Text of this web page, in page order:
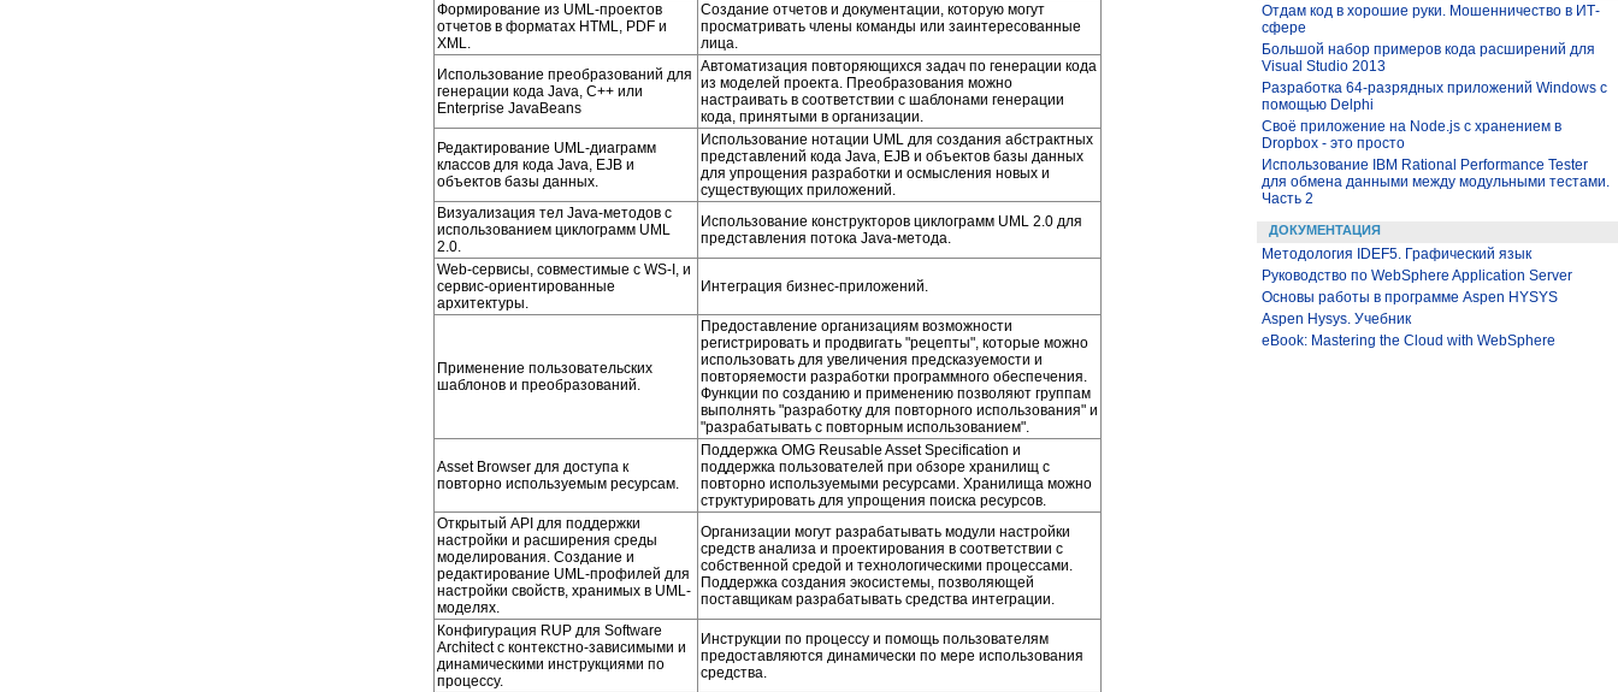
Формирование из UML-проектов
отчетов в форматах HTML, PDF и
XML.
Создание отчетов и документации, которую могут
просматривать члены команды или заинтересованные
лица.
Использование преобразований для
генерации кода Java, C++ или
Enterprise JavaBeans
Автоматизация повторяющихся задач по генерации кода
из моделей проекта. Преобразования можно
настраивать в соответствии с шаблонами генерации
кода, принятыми в организации.
Редактирование UML-диаграмм
классов для кода Java, EJB и
объектов базы данных.
Использование нотации UML для создания абстрактных
представлений кода Java, EJB и объектов базы данных
для упрощения разработки и осмысления новых и
существующих приложений.
Визуализация тел Java-методов с
использованием циклограмм UML
2.0.
Использование конструкторов циклограмм UML 2.0 для
представления потока Java-метода.
Web-сервисы, совместимые с WS-I, и
сервис-ориентированные
архитектуры.
Интеграция бизнес-приложений.
Применение пользовательских
шаблонов и преобразований.
Предоставление организациям возможности
регистрировать и продвигать "рецепты", которые можно
использовать для увеличения предсказуемости и
повторяемости разработки программного обеспечения.
Функции по созданию и применению позволяют группам
выполнять "разработку для повторного использования" и
"разрабатывать с повторным использованием".
Asset Browser для доступа к
повторно используемым ресурсам.
Поддержка OMG Reusable Asset Specification и
поддержка пользователей при обзоре хранилищ с
повторно используемыми ресурсами. Хранилища можно
структурировать для упрощения поиска ресурсов.
Открытый API для поддержки
настройки и расширения среды
моделирования. Создание и
редактирование UML-профилей для
настройки свойств, хранимых в UML-
моделях.
Организации могут разрабатывать модули настройки
средств анализа и проектирования в соответствии с
собственной средой и технологическими процессами.
Поддержка создания экосистемы, позволяющей
поставщикам разрабатывать средства интеграции.
Конфигурация RUP для Software
Architect с контекстно-зависимыми и
динамическими инструкциями по
процессу.
Инструкции по процессу и помощь пользователям
предоставляются динамически по мере использования
средства.
Отдам код в хорошие руки. Мошенничество в ИТ-
сфере
Большой набор примеров кода расширений для
Visual Studio 2013
Разработка 64-разрядных приложений Windows с
помощью Delphi
Своё приложение на Node.js с хранением в
Dropbox - это просто
Использование IBM Rational Performance Tester
для обмена данными между модульными тестами.
Часть 2
ДОКУМЕНТАЦИЯ
Методология IDEF5. Графический язык
Руководство по WebSphere Application Server
Основы работы в программе Aspen HYSYS
Aspen Hysys. Учебник
eBook: Mastering the Cloud with WebSphere